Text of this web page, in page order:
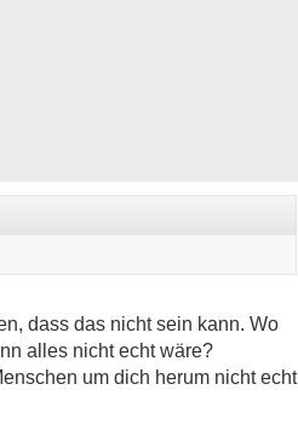
dass das nicht sein kann. Wo
alles nicht echt wäre?
um dich herum nicht echt